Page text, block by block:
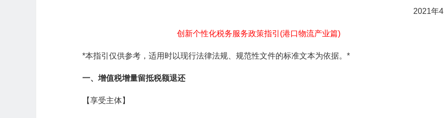
2021年
创新个性化税务服务政策指引(港口物流产业篇)
*本指引仅供参考，适用时以现行法律法规、规范性文件的标准文本为依据。*
一、增值税增量留抵税额退还
【享受主体】